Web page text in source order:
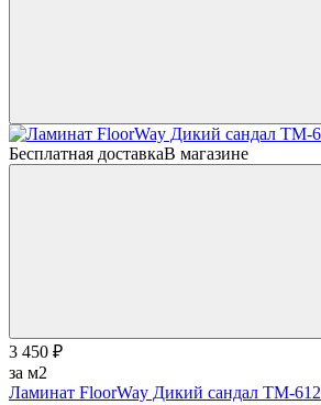
Бесплатная доставкаВ магазине
3 450 ₽
за м2
Ламинат FloorWay Дикий сандал ТМ-612